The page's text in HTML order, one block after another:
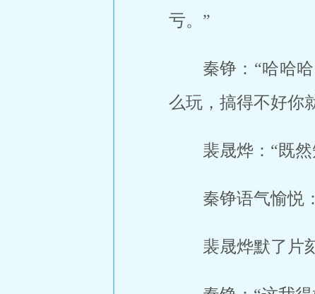
亏。”
秦铮：“哈哈
么玩，搞得不好你
裴晟烨：“既
秦铮语气愉悦
裴晟烨默了片